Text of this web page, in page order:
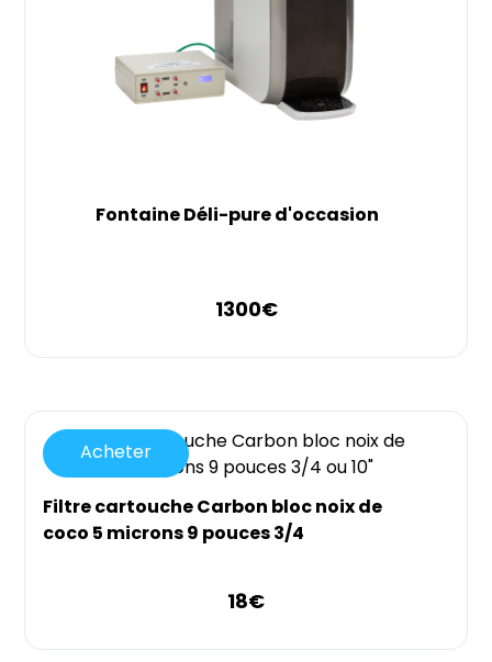
Fontaine Déli-pure d'occasion
1300€
Filtre cartouche Carbon bloc noix de
coco 5 microns 9 pouces 3/4
18€
Acheter